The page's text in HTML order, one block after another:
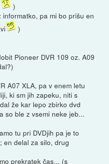
)
pa mi bo prišu en
)
Pioneer DVR 109 oz. A09
A07 XLA, pa v enem letu
ki sm jih zapeku, niti s
že kar lepo zbirko dvd
so ble z vsemi neke jeb...
tu pri DVDjih pa je to
en delal za silo, drug
prekratek čas... (s